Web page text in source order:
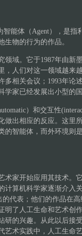
能体（Agent），是指
物的行为的作品。
领域。它于1987年由新
，人们对这一领域越来
相关会议；1993年论
学家已经发展出小型的
）和交互性
做出相应的反应。这里
的智能体，而外环境则
术家开始应用其技术。
计算机科学家逐渐介入
的代表；他们的作品在
明了人工生命和艺术创
研的兴趣。从此以后接
术实践中，人工生命